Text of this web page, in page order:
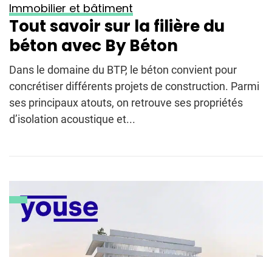
Immobilier et bâtiment
Tout savoir sur la filière du
béton avec By Béton
Dans le domaine du BTP, le béton convient pour
concrétiser différents projets de construction. Parmi
ses principaux atouts, on retrouve ses propriétés
d’isolation acoustique et...